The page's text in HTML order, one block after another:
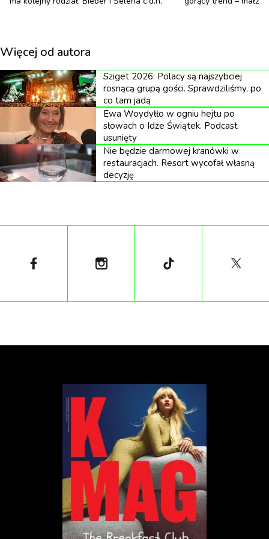
Historia ludzkości — zarówno dawna, jak i
współczesna — pełna jest ponurych przykładów
tego, jak eliminacja konkurencji zapewnia
przetrwanie. Czyżby zatem historia galaktyki była
pisana równie krwawym alfabetem?
Długo przed tym, jak aktywne poszukiwanie
pozaziemskich inteligencji stało się globalną
społeczeństwo, szukające nowego sojusznika lub
świeżego celu, mogłoby z łatwością wykryć.
To, co nazywamy „hipotezą rzadkiej Ziemi", sugeruje
odpowiednią księżycową stabilizacją – reprezentuje
wyjątkowo rzadki zbieg okoliczności kosmicznych.
Leśna analogia rozpada się również, gdy weźmiemy
pod uwagę prawdziwą naturę wszechświata — lub
po prostu naszą własną gigantyczną galaktykę. Las
może wydawać się ogromny i nieskończony w
ciemności, ale to nic w porównaniu z przestrzenią
Więcej od autora
Sziget 2026: Polacy są najszybciej
rosnącą grupą gości. Sprawdziliśmy, po
co tam jadą
Ewa Woydyłło w ogniu hejtu po
słowach o Idze Świątek. Podcast
usunięty
Nie będzie darmowej kranówki w
restauracjach. Resort wycofał własną
decyzję